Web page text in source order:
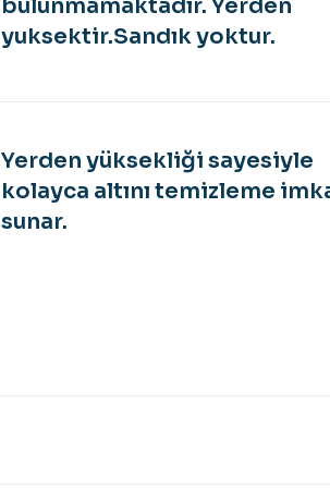
bulunmamaktadır. Yerden
yuksektir.Sandık yoktur.
Yerden yüksekliği sayesiyle
kolayca altını temizleme
sunar.